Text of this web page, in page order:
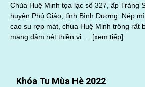
Chùa Huệ Minh tọa lạc số 327, ấp Trảng
huyện Phú Giáo, tỉnh Bình Dương. Nép
cao su rợp mát, chùa Huệ Minh trông rất
mang đậm nét thiền vị…. [xem tiếp]
Khóa Tu Mùa Hè 2022